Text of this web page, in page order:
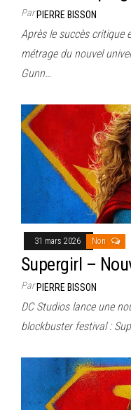
ParPIERRE BISSON
Après le succès critique
métrage du nouvel
Gunn…
31 mars 2026 Non
Supergirl –
ParPIERRE BISSON
DC Studios lance une
blockbuster festival :